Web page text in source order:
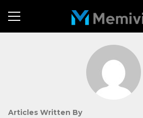
Articles Written By